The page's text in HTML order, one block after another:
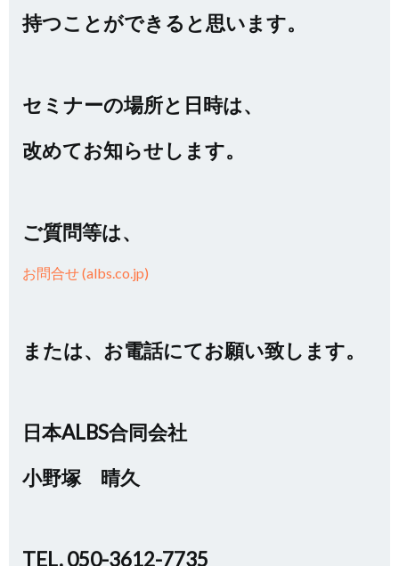
持つことができると思います。
セミナーの場所と日時は、
改めてお知らせします。
ご質問等は、
お問合せ (albs.co.jp)
または、お電話にてお願い致します。
日本ALBS合同会社
小野塚 晴久
TEL. 050-3612-7735